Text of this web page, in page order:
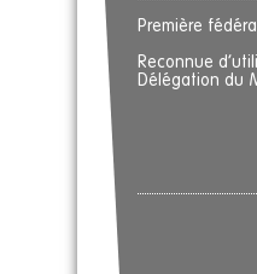
Première
Reconnue
Délégation du